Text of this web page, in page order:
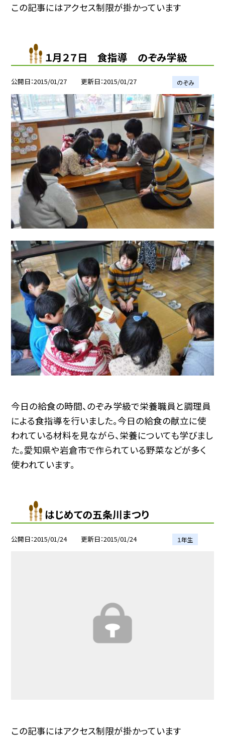
この記事にはアクセス制限が掛かっています
１月２７日 食指導 のぞみ学級
公開日 2015/01/27 更新日 2015/01/27 のぞみ
今日の給食の時間、のぞみ学級で栄養職員と調理員
による食指導を行いました。今日の給食の献立に使
われている材料を見ながら、栄養についても学びまし
た。愛知県や岩倉市で作られている野菜などが多く
使われています。
はじめての五条川まつり
公開日 2015/01/24 更新日 2015/01/24 １年生
この記事にはアクセス制限が掛かっています